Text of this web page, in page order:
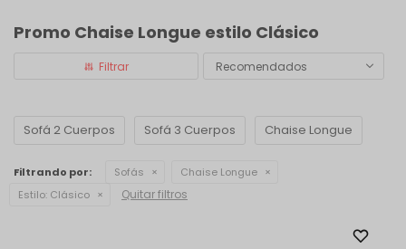
Promo Chaise Longue estilo Clásico
Recomendados
Sofá 2 Cuerpos Sofá 3 Cuerpos Chaise Longue
Filtrando por: Sofás
Chaise Longue
Estilo: Clásico Quitar filtros